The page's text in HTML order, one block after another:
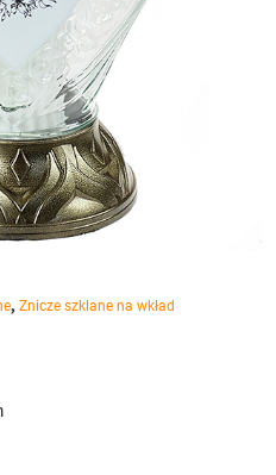
, Znicze szklane na wkład